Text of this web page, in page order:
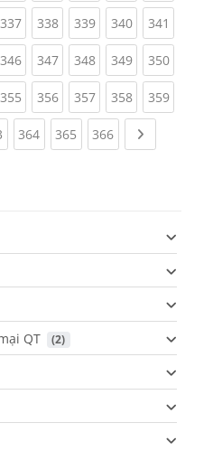
337(current)
338(current)
339(current)
340(current)
341
346(current)
347(current)
348(current)
349(current)
350
355(current)
356(current)
357(current)
358(current)
359
(current)
364(current)
365 (current)
366(current)Next page
QT (2)